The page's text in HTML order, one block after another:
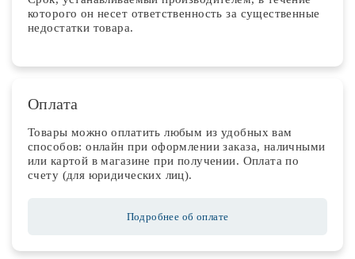
которого он несет ответственность за существенные
недостатки товара.
Оплата
Товары можно оплатить любым из удобных вам
способов: онлайн при оформлении заказа, наличными
или картой в магазине при получении. Оплата по
счету (для юридических лиц).
Подробнее об оплате